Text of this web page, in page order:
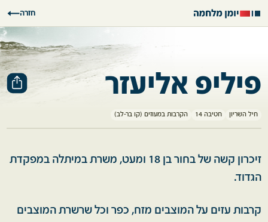
חזרה
פיליפ אליעזר
חיל השריון חטיבה 14 הקרבות במעוזים (קו בר-לב)
זיכרון קשה של בחור בן 18 ומעט, משרת במיתלה במפקדת
הגדוד.
קרבות עזים על המוצבים מזח, כפר וכל שרשרת המוצבים